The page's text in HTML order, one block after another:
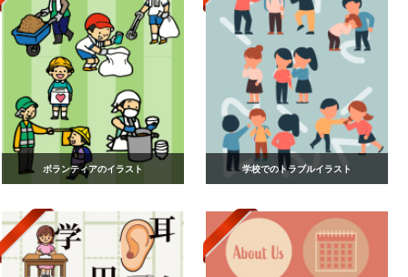
ボランティアのイラスト 学校でのトラブルイラスト